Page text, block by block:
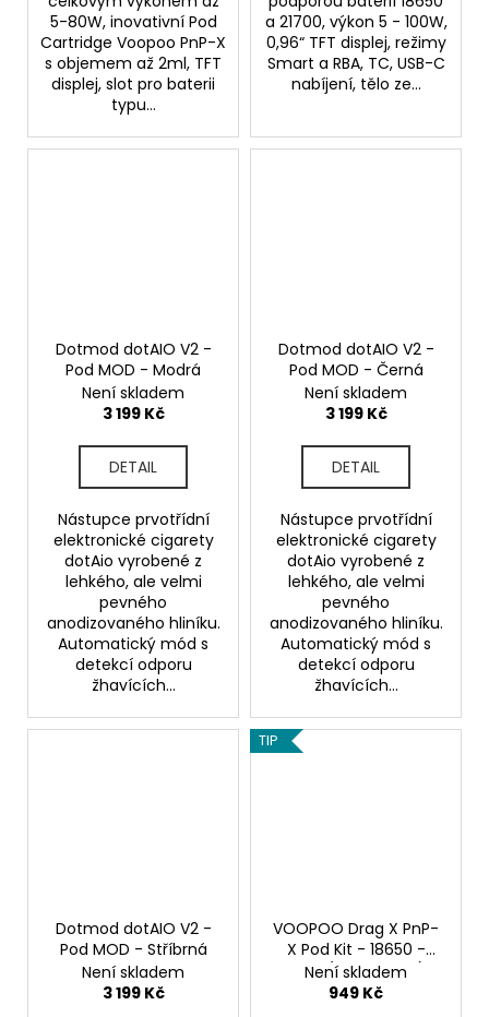
5-80W, inovativní Pod
Cartridge Voopoo PnP-X
s objemem až 2ml, TFT
displej, slot pro baterii
typu...
a 21700, výkon 5 - 100W,
0,96“ TFT displej, režimy
Smart a RBA, TC, USB-C
nabíjení, tělo ze...
Dotmod dotAIO V2 -
Pod MOD - Modrá
Není skladem
3 199 Kč
DETAIL
Nástupce prvotřídní
elektronické cigarety
dotAio vyrobené z
lehkého, ale velmi
pevného
anodizovaného hliníku.
Automatický mód s
detekcí odporu
žhavících...
Dotmod dotAIO V2 -
Pod MOD - Černá
Není skladem
3 199 Kč
DETAIL
Nástupce prvotřídní
elektronické cigarety
dotAio vyrobené z
lehkého, ale velmi
pevného
anodizovaného hliníku.
Automatický mód s
detekcí odporu
žhavících...
Dotmod dotAIO V2 -
Pod MOD - Stříbrná
Není skladem
3 199 Kč
TIP
VOOPOO Drag X PnP-
X Pod Kit - 18650 -
80W (Shield Gold)
Není skladem
949 Kč